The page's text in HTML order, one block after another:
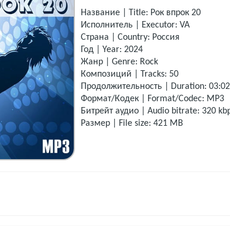
Название | Title: Рок впрок 20
Исполнитель | Executor: VA
Страна | Country: Россия
Год | Year: 2024
Жанр | Genre: Rock
Композиций | Tracks: 50
Продолжительность | Duration:
Формат/Кодек | Format/Codec: MP3
Битрейт аудио | Audio bitrate: 320
Размер | File size: 421 MB